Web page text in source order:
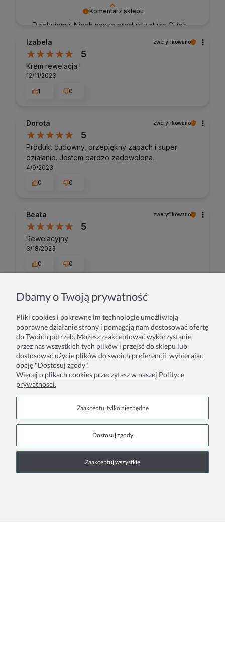
Komentarz sklepu
Dziękujemy! Niech nasze produkty służą Ci jak
Izabela zweryfikowano
5
Krem rewelacja !
12/11/2023
1
0
Dorota zweryfikowano
5
Produkt cudowny, przepiękny zapach i super
działanie. Jestem bardzo zadowolona.
4/9/2023
0
0
Beata zweryfikowano
5
Rewelacyjny
3/18/2023
0
0
Bogumiła
Ocena klienta:Doskonale
8/21/2025
0
0
Jolanta zweryfikowano
0
0
Dbamy o Twoją prywatność
Pliki cookies i pokrewne im technologie umożliwiają
poprawne działanie strony i pomagają nam dostosować ofertę
do Twoich potrzeb. Możesz zaakceptować wykorzystanie
przez nas wszystkich tych plików i przejść do sklepu lub
dostosować użycie plików do swoich preferencji, wybierając
opcję "Dostosuj zgody".
Więcej o plikach cookies przeczytasz w naszej Polityce
prywatności.
Zaakceptuj tylko niezbędne
Dostosuj zgody
Zaakceptuj wszystkie